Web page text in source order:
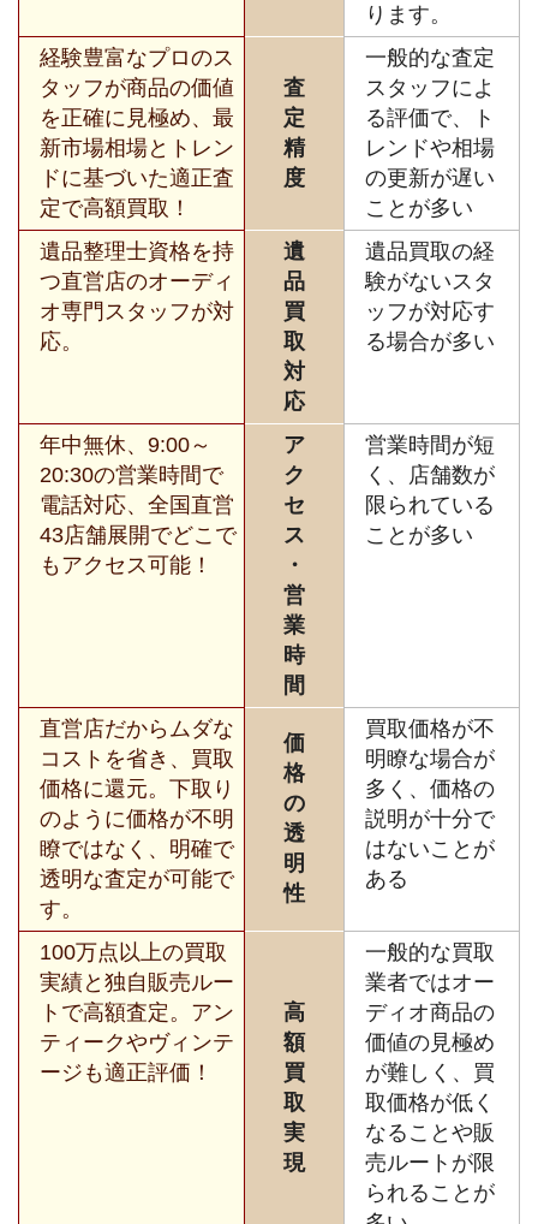
ります。
経験豊富なプロのス
タッフが商品の価値
を正確に見極め、最
新市場相場とトレン
ドに基づいた適正査
定で高額買取！
査
定
精
度
一般的な査定
スタッフによ
る評価で、ト
レンドや相場
の更新が遅い
ことが多い
遺品整理士資格を持
つ直営店のオーディ
オ専門スタッフが対
応。
遺
品
買
取
対
応
遺品買取の経
験がないスタ
ッフが対応す
る場合が多い
年中無休、9:00～
20:30の営業時間で
電話対応、全国直営
43店舗展開でどこで
もアクセス可能！
ア
ク
セ
ス
・
営
業
時
間
営業時間が短
く、店舗数が
限られている
ことが多い
直営店だからムダな
コストを省き、買取
価格に還元。下取り
のように価格が不明
瞭ではなく、明確で
透明な査定が可能で
す。
価
格
の
透
明
性
買取価格が不
明瞭な場合が
多く、価格の
説明が十分で
はないことが
ある
100万点以上の買取
実績と独自販売ルー
トで高額査定。アン
ティークやヴィンテ
ージも適正評価！
高
額
買
取
実
現
一般的な買取
業者ではオー
ディオ商品の
価値の見極め
が難しく、買
取価格が低く
なることや販
売ルートが限
られることが